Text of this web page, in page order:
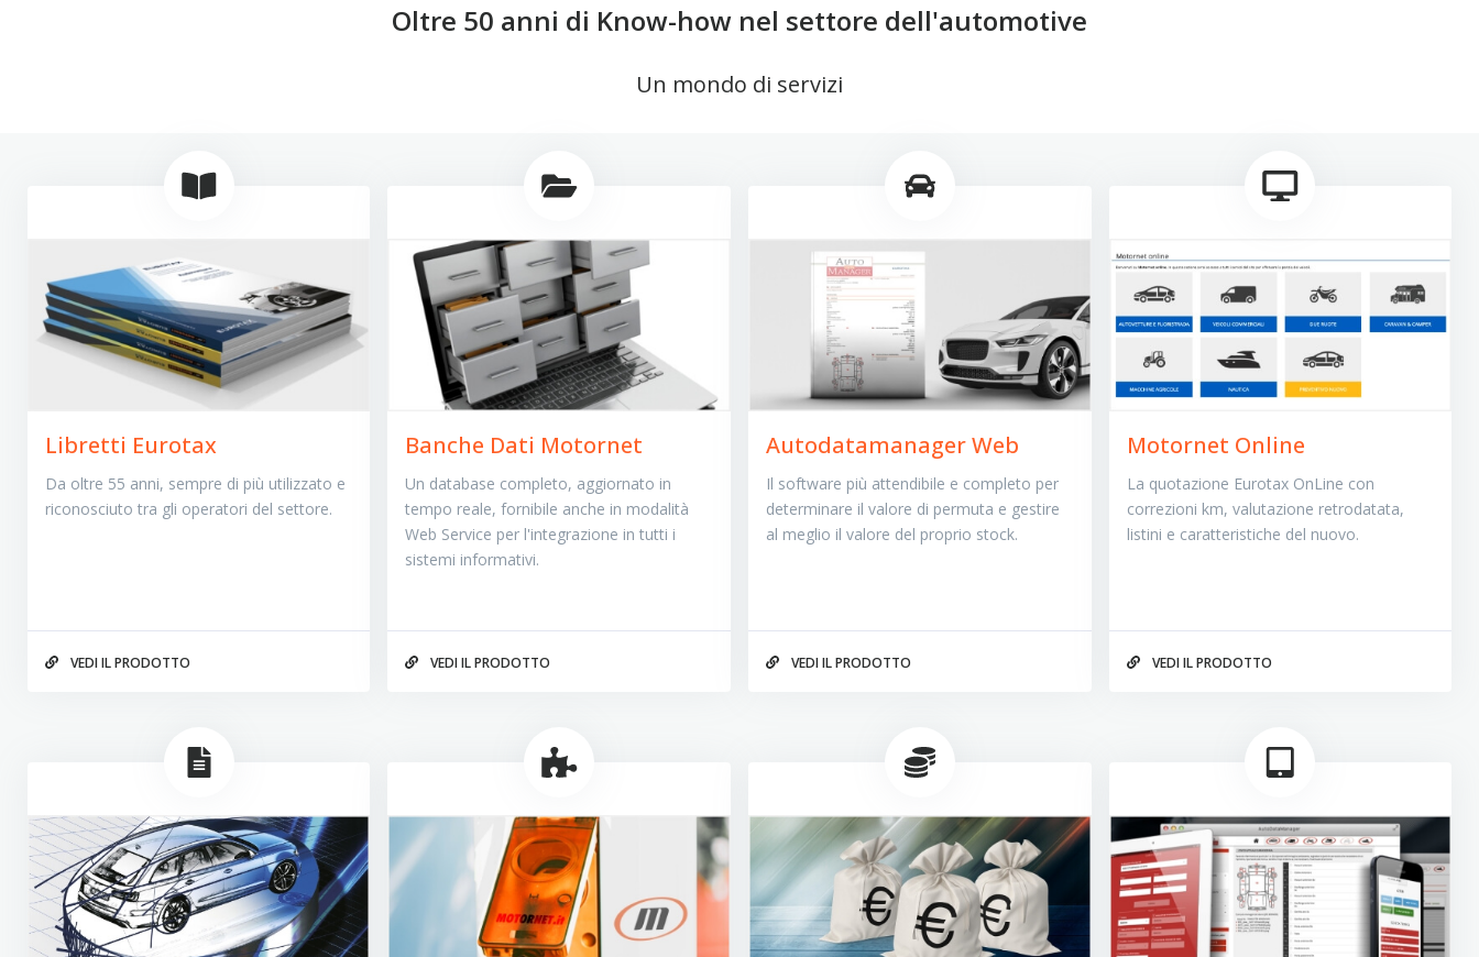
Oltre 50 anni di Know-how nel settore dell'automotive
Un mondo di servizi
Libretti Eurotax
Da oltre 55 anni, sempre di più utilizzato e
riconosciuto tra gli operatori del settore.
VEDI IL PRODOTTO
Banche Dati Motornet
Un database completo, aggiornato in
tempo reale, fornibile anche in modalità
Web Service per l'integrazione in tutti i
sistemi informativi.
VEDI IL PRODOTTO
Autodatamanager Web
Il software più attendibile e completo per
determinare il valore di permuta e gestire
al meglio il valore del proprio stock.
VEDI IL PRODOTTO
Motornet Online
La quotazione Eurotax OnLine con
correzioni km, valutazione retrodatata,
listini e caratteristiche del nuovo.
VEDI IL PRODOTTO